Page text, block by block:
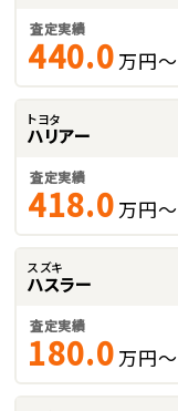
査定実績
440.0 万円～
トヨタ
ハリアー
査定実績
418.0 万円～
スズキ
ハスラー
査定実績
180.0 万円～